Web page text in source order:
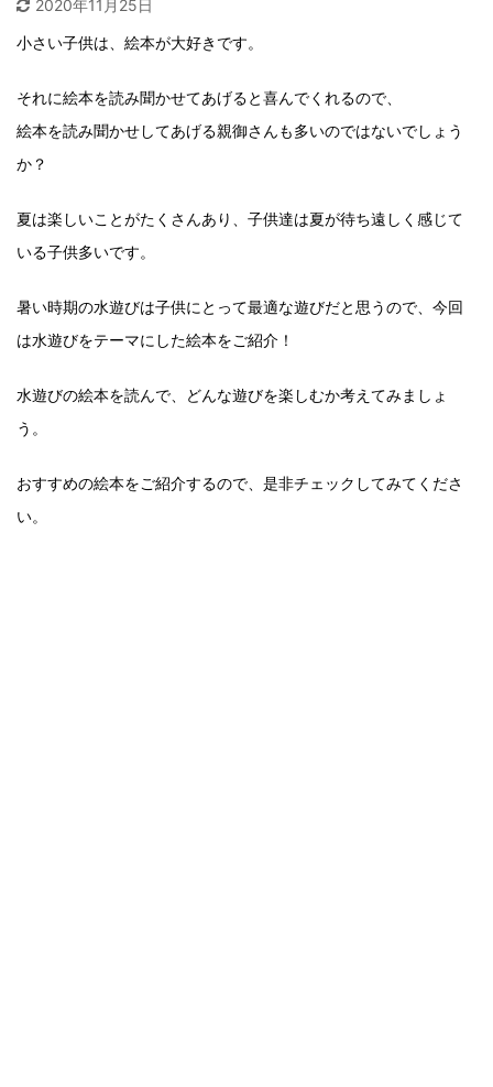
2020年11月25日
小さい子供は、絵本が大好きです。
それに絵本を読み聞かせてあげると喜んでくれるので、
絵本を読み聞かせしてあげる親御さんも多いのではないでしょう
か？
夏は楽しいことがたくさんあり、子供達は夏が待ち遠しく感じて
いる子供多いです。
暑い時期の水遊びは子供にとって最適な遊びだと思うので、今回
は水遊びをテーマにした絵本をご紹介！
水遊びの絵本を読んで、どんな遊びを楽しむか考えてみましょ
う。
おすすめの絵本をご紹介するので、是非チェックしてみてくださ
い。